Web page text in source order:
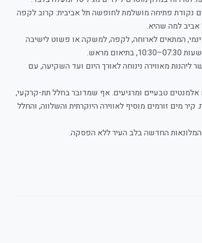
נקודת פתיחה מושלמת לחופשה תל אביבית: קרוב לקפה
אביב למה שהיא.
המתאים לארוחה, לקפה, למשקה או פשוט לישיבה
מראש.
מאווירה נינוחה לאורך היום ועד השקיעה, עם
המשלב אדריכלות מודרנית עם אלמנטים טבעיים ומרגיעים. אף שמדובר בחלל תת-קרקעי,
מים זורמים מוסיף לאווירה היוקרתית והשלווה, והחלל